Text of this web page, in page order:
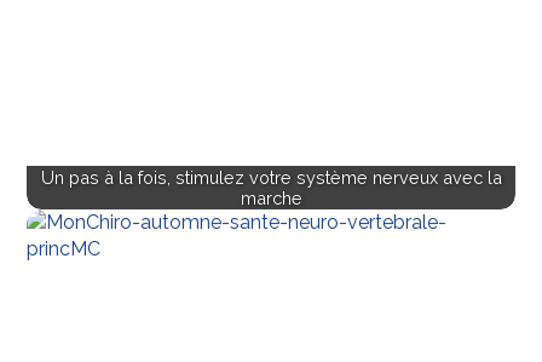
Un pas à la fois, stimulez votre système nerveux avec la
marche